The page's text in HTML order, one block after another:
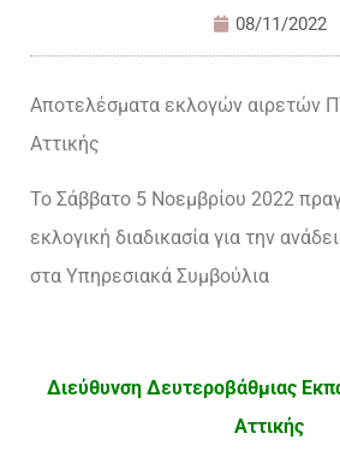
08/11/2022
Αποτελέσματα εκλογών αιρετών
Αττικής
Το Σάββατο 5 Νοεμβρίου 2022
εκλογική διαδικασία για την
στα Υπηρεσιακά Συμβούλια
Διεύθυνση Δευτεροβάθμιας
Αττικής